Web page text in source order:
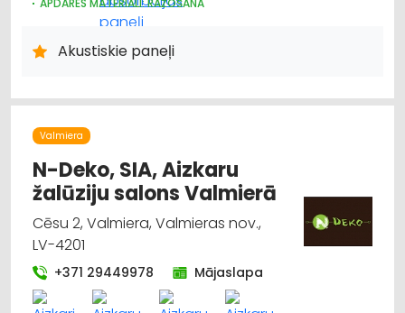
APDARES MATERIĀLI: TIRDZNIECĪBA
APDARES MATERIĀLI: VAIRUMTIRDZNIECĪBA
DIZAINS UN INTERJERS; PRIEKŠMETI UN PAKALPOJUMI
BŪVMATERIĀLU, BŪVKONSTRUKCIJU TIRDZNIECĪBA
Akustiskie paneļi
Valmiera
N-Deko, SIA, Aizkaru
žalūziju salons Valmierā
Cēsu 2, Valmiera, Valmieras nov.,
LV-4201
+371 29449978 Mājaslapa